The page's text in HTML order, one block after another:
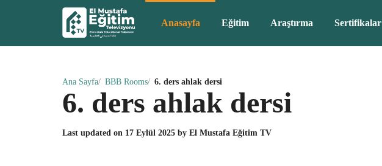
Anasayfa Eğitim Araştırma Sertifikalar
Ana Sayfa BBB Rooms 6. ders ahlak dersi
6. ders ahlak dersi
Last updated on 17 Eylül 2025 by El Mustafa Eğitim TV